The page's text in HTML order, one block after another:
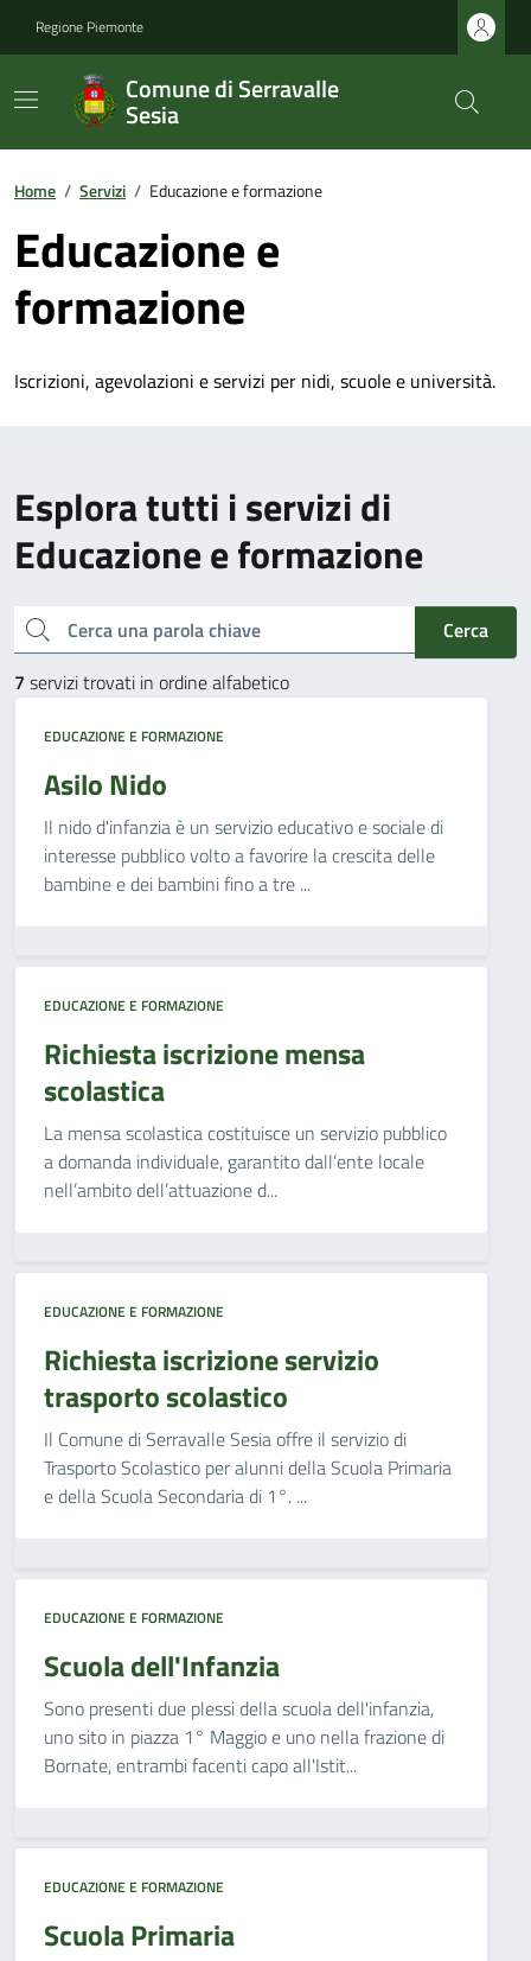
Regione Piemonte
Comune di Serravalle
Sesia
Home / Servizi / Educazione e formazione
Educazione e
formazione
Iscrizioni, agevolazioni e servizi per nidi, scuole e università.
Esplora tutti i servizi di
Educazione e formazione
Cerca una parola chiave
Cerca
7 servizi trovati in ordine alfabetico
EDUCAZIONE E FORMAZIONE
Asilo Nido
Il nido d'infanzia è un servizio educativo e sociale di
interesse pubblico volto a favorire la crescita delle
bambine e dei bambini fino a tre ...
EDUCAZIONE E FORMAZIONE
Richiesta iscrizione mensa
scolastica
La mensa scolastica costituisce un servizio pubblico
a domanda individuale, garantito dall’ente locale
nell’ambito dell’attuazione d...
EDUCAZIONE E FORMAZIONE
Richiesta iscrizione servizio
trasporto scolastico
Il Comune di Serravalle Sesia offre il servizio di
Trasporto Scolastico per alunni della Scuola Primaria
e della Scuola Secondaria di 1°. ...
EDUCAZIONE E FORMAZIONE
Scuola dell'Infanzia
Sono presenti due plessi della scuola dell'infanzia,
uno sito in piazza 1° Maggio e uno nella frazione di
Bornate, entrambi facenti capo all'Istit...
EDUCAZIONE E FORMAZIONE
Scuola Primaria